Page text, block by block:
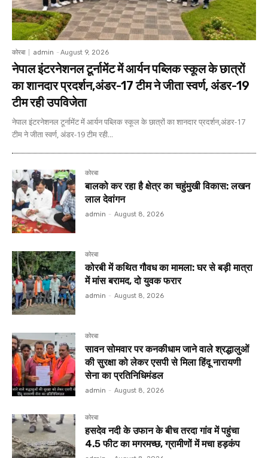
कोरबा admin - August 9, 2026
नेपाल इंटरनेशनल टूर्नामेंट में आर्यन पब्लिक स्कूल के छात्रों
का शानदार प्रदर्शन,अंडर-17 टीम ने जीता स्वर्ण, अंडर-19
टीम रही उपविजेता
नेपाल इंटरनेशनल टूर्नामेंट में आर्यन पब्लिक स्कूल के छात्रों का शानदार प्रदर्शन,अंडर-17
टीम ने जीता स्वर्ण, अंडर-19 टीम रही...
कोरबा
बालको कर रहा है क्षेत्र का चहुंमुखी विकास: लखन
लाल देवांगन
admin - August 8, 2026
कोरबा
कोरबी में कथित गौवध का मामला: घर से बड़ी मात्रा
में मांस बरामद, दो युवक फरार
admin - August 8, 2026
कोरबा
सावन सोमवार पर कनकीधाम जाने वाले श्रद्धालुओं
की सुरक्षा को लेकर एसपी से मिला हिंदू नारायणी
सेना का प्रतिनिधिमंडल
admin - August 8, 2026
कोरबा
हसदेव नदी के उफान के बीच तरदा गांव में पहुंचा
4.5 फीट का मगरमच्छ, ग्रामीणों में मचा हड़कंप